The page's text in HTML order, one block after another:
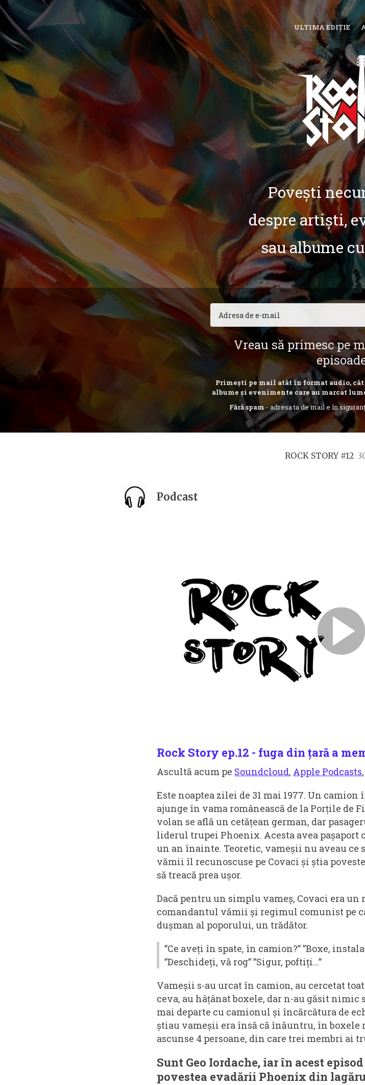
ULTIMA EDIȚIE
TOGGLE
MENU
Povești
despre artiști,
sau albume
Vreau să primesc pe
Primești pe mail atât în format audio,
albume și evenimente care au marcat
Fără spam- adresa ta de mail e în
ROCK STORY #12
Podcast
Rock Story ep.12 - fuga din țară a
Ascultă acum pe Soundcloud, Apple Podcasts,
Este noaptea zilei de 31 mai 1977. Un
ajunge în vama românească de la Porțile de
volan se află un cetățean german, dar
liderul trupei Phoenix. Acesta avea pașaport
un an înainte. Teoretic, vameșii nu aveau ce
vămii îl recunoscuse pe Covaci și știa
să treacă prea ușor.
Dacă pentru un simplu vameș, Covaci era
comandantul vămii și regimul comunist pe
dușman al poporului, un trădător.
”Ce aveți în spate, în camion?” ”Boxe,
”Deschideți, vă rog” ”Sigur, poftiți...”
Vameșii s-au urcat în camion, au cercetat
ceva, au hâțânat boxele, dar n-au găsit nimic
mai departe cu camionul și încărcătura de
știau vameșii era însă că înăuntru, în boxele
ascunse 4 persoane, din care trei membri ai
Sunt Geo Iordache, iar în acest
povestea evadării Phoenix din